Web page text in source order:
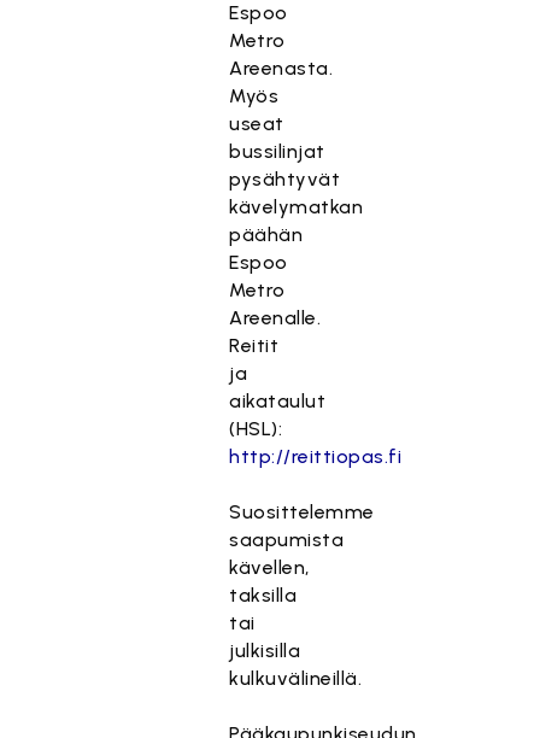
Espoo
Metro
Areenasta.
Myös
useat
bussilinjat
pysähtyvät
kävelymatkan
päähän
Espoo
Metro
Areenalle.
Reitit
ja
aikataulut
(HSL):
http://reittiopas.fi
Suosittelemme
saapumista
kävellen,
taksilla
tai
julkisilla
kulkuvälineillä.